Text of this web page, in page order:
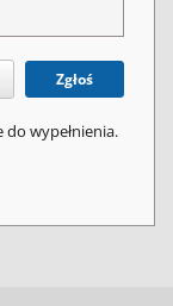
Zgłoś
do wypełnienia.